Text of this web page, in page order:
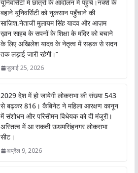
यूनिवर्सिटी में छात्रों के आंदोलन में पहुंचे।नक्शे के
बहाने यूनिवर्सिटी को नुकसान पहुँचाने की
साज़िश,नेताजी मुलायम सिंह यादव और आज़म
ख़ान साहब के सपनों के शिक्षा के मंदिर को बचाने
के लिए अखिलेश यादव के नेतृत्व में सड़क से सदन
तक लड़ाई जारी रहेगी।”
जुलाई 25, 2026
2029 देश में हो जायेगी लोकसभा की संख्या 543
से बढ़कर 816। कैबिनेट ने महिला आरक्षण कानून
में संशोधन और परिसीमन विधेयक को दी मंजूरी।
अस्तित्व में आ सकती ऊधमसिंहनगर लोकसभा
सीट।
अप्रैल 9, 2026